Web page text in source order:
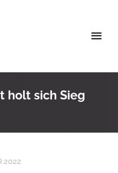
holt sich Sieg
2022